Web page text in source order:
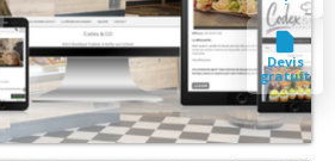
Devis
gratuit